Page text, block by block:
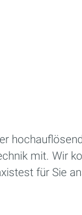
mit. Wir
für Sie